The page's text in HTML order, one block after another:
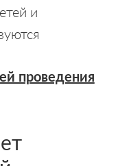
и
проведения